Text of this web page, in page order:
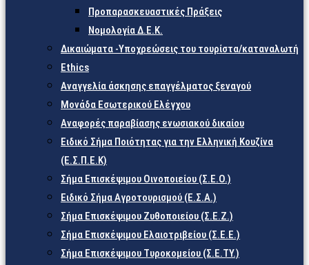
Προπαρασκευαστικές Πράξεις
Νομολογία Δ.Ε.Κ.
Δικαιώματα -Υποχρεώσεις του τουρίστα/καταναλωτή
Ethics
Αναγγελία άσκησης επαγγέλματος ξεναγού
Μονάδα Εσωτερικού Ελέγχου
Αναφορές παραβίασης ενωσιακού δικαίου
Ειδικό Σήμα Ποιότητας για την Ελληνική Κουζίνα
(Ε.Σ.Π.Ε.Κ)
Σήμα Επισκέψιμου Οινοποιείου (Σ.Ε.Ο.)
Ειδικό Σήμα Αγροτουρισμού (Ε.Σ.Α.)
Σήμα Επισκέψιμου Ζυθοποιείου (Σ.Ε.Ζ.)
Σήμα Επισκέψιμου Ελαιοτριβείου (Σ.Ε.Ε.)
Σήμα Επισκέψιμου Τυροκομείου (Σ.Ε.TY.)